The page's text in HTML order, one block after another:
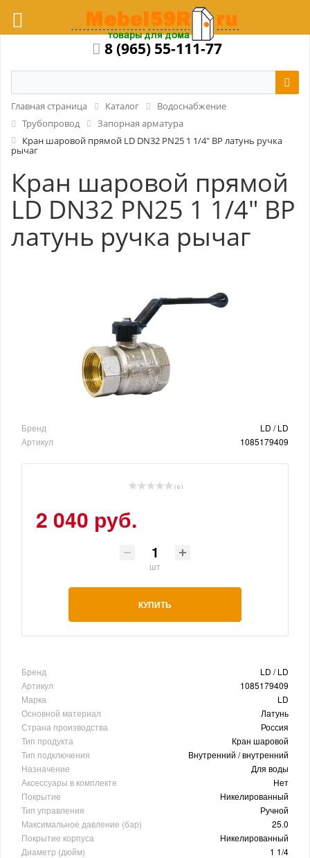
8 (965) 55-111-77
Главная страница Каталог
Водоснабжение
Трубопровод
Запорная арматура
Кран шаровой прямой LD DN32 PN25 1 1/4" ВР латунь ручка
рычаг
Кран шаровой прямой
LD DN32 PN25 1 1/4" ВР
латунь ручка рычаг
Бренд
LD / LD
Артикул
1085179409
( 0 )
2 040 руб.
шт
КУПИТЬ
Бренд
LD / LD
Артикул
1085179409
Марка
LD
Основной материал
Латунь
Страна производства
Россия
Тип продукта
Кран шаровой
Тип подключения
Внутренний / внутренний
Назначение
Для воды
Аксессуары в комплекте
Нет
Покрытие
Никелированный
Тип управления
Ручной
Максимальное давление (бар)
25.0
Покрытие корпуса
Никелированный
Диаметр (дюйм)
1 1/4